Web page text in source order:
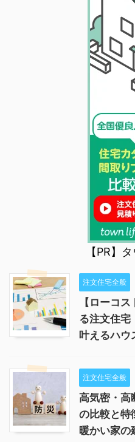
【PR】
注文住宅全般
【ローコ
る注文住宅
叶えるハウ
注文住宅全般
高気密・高
の比較と特
暖かい家の